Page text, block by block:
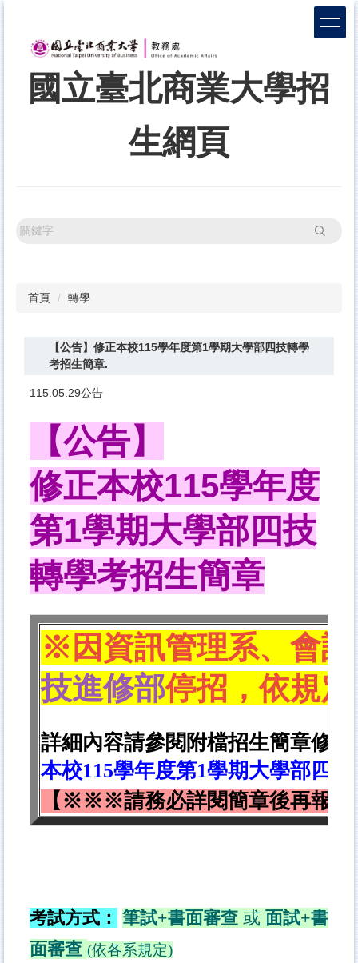
國立臺北商業大學招
生網頁
搜尋
首頁 轉學
【公告】修正本校115學年度第1學期大學部四技轉學
考招生簡章.
115.05.29公告
【公告】
修正本校115學年度
第1學期大學部四技
轉學考招生簡章
※ 因 資訊管理系、會
技進修部停招，依規定
詳細內容請參閱附檔招生簡章修正
本校115學年度第1學期大學部四
【※※※請務必詳閱簡章後再報
考試方式： 筆試+書面審查 或 面試+書
面審查 (依各系規定)